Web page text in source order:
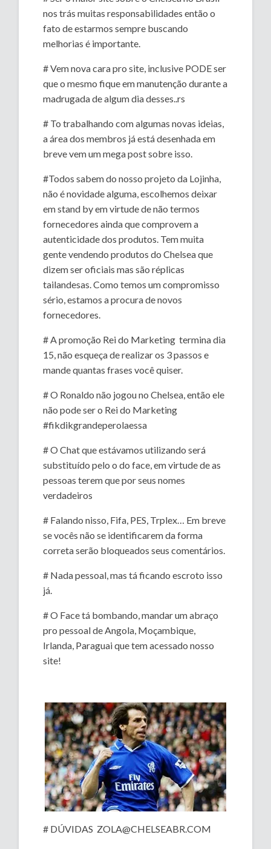
nos trás muitas responsabilidades então o
fato de estarmos sempre buscando
melhorias é importante.
# Vem nova cara pro site, inclusive PODE ser
que o mesmo fique em manutenção durante a
madrugada de algum dia desses..rs
# To trabalhando com algumas novas ideias,
a área dos membros já está desenhada em
breve vem um mega post sobre isso.
#Todos sabem do nosso projeto da Lojinha,
não é novidade alguma, escolhemos deixar
em stand by em virtude de não termos
fornecedores ainda que comprovem a
autenticidade dos produtos. Tem muita
gente vendendo produtos do Chelsea que
dizem ser oficiais mas são réplicas
tailandesas. Como temos um compromisso
sério, estamos a procura de novos
fornecedores.
# A promoção Rei do Marketing termina dia
15, não esqueça de realizar os 3 passos e
mande quantas frases você quiser.
# O Ronaldo não jogou no Chelsea, então ele
não pode ser o Rei do Marketing
#fikdikgrandeperolaessa
# O Chat que estávamos utilizando será
substituído pelo o do face, em virtude de as
pessoas terem que por seus nomes
verdadeiros
# Falando nisso, Fifa, PES, Trplex… Em breve
se vocês não se identificarem da forma
correta serão bloqueados seus comentários.
# Nada pessoal, mas tá ficando escroto isso
já.
# O Face tá bombando, mandar um abraço
pro pessoal de Angola, Moçambique,
Irlanda, Paraguai que tem acessado nosso
site!
# DÚVIDAS ZOLA@CHELSEABR.COM